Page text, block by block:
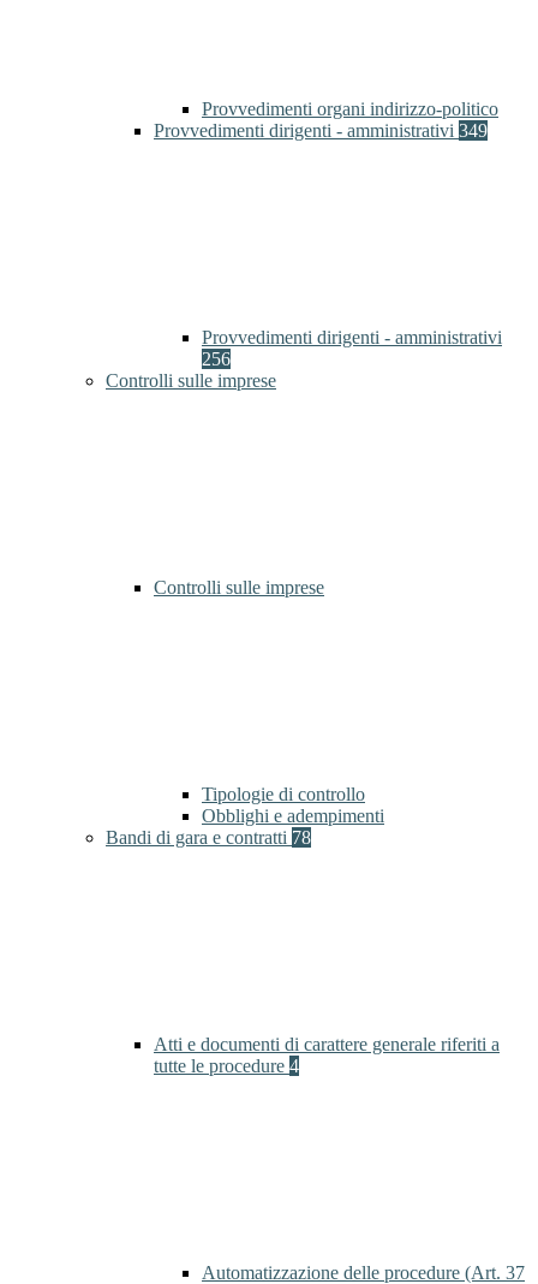
Provvedimenti organi indirizzo-politico
Provvedimenti dirigenti - amministrativi 349
Provvedimenti dirigenti - amministrativi
256
Controlli sulle imprese
Controlli sulle imprese
Tipologie di controllo
Obblighi e adempimenti
Bandi di gara e contratti 78
Atti e documenti di carattere generale riferiti a
tutte le procedure 4
Automatizzazione delle procedure (Art. 37